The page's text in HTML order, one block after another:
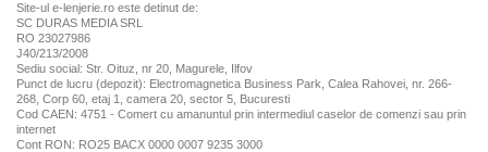
Site-ul e-lenjerie.ro este detinut de:
SC DURAS MEDIA SRL
RO 23027986
J40/213/2008
Sediu social: Str. Oituz, nr 20, Magurele, Ilfov
Punct de lucru (depozit): Electromagnetica Business Park, Calea Rahovei, nr. 266-
268, Corp 60, etaj 1, camera 20, sector 5, Bucuresti
Cod CAEN: 4751 - Comert cu amanuntul prin intermediul caselor de comenzi sau prin
internet
Cont RON: RO25 BACX 0000 0007 9235 3000